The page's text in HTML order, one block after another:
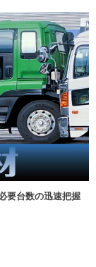
要台数の迅速把握